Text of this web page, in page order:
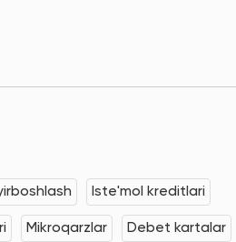
Iste'mol kreditlari
Mikroqarzlar Debet kartalar